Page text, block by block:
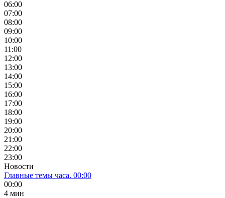
06:00
07:00
08:00
09:00
10:00
11:00
12:00
13:00
14:00
15:00
16:00
17:00
18:00
19:00
20:00
21:00
22:00
23:00
Новости
Главные темы часа. 00:00
00:00
4 мин